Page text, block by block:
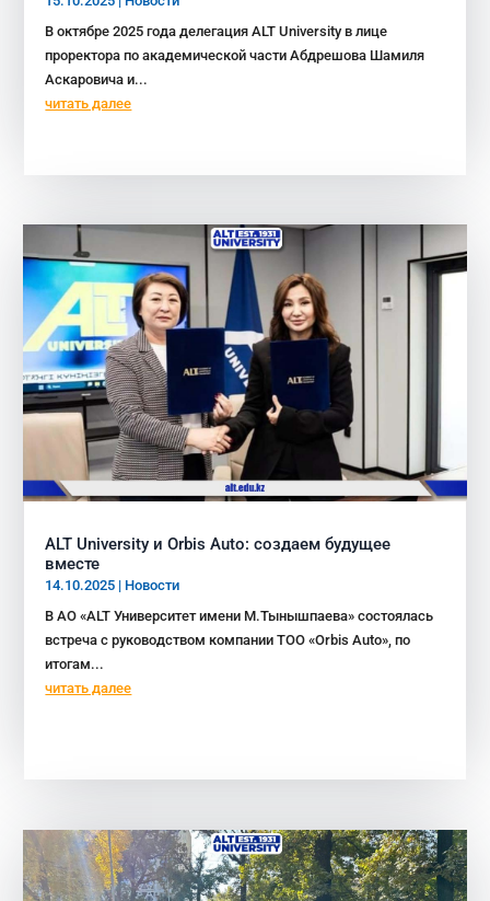
В октябре 2025 года делегация ALT University в лице
проректора по академической части Абдрешова Шамиля
Аскаровича и...
читать далее
ALT University и Orbis Auto: создаем будущее
вместе
14.10.2025 | Новости
В АО «ALT Университет имени М.Тынышпаева» состоялась
встреча с руководством компании ТОО «Orbis Auto», по
итогам...
читать далее